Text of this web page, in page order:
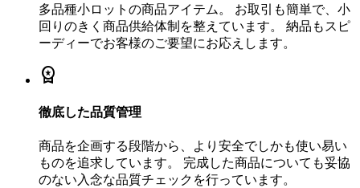
多品種小ロットの商品アイテム。 お取引も簡単で、小
回りのきく商品供給体制を整えています。 納品もスピ
ーディーでお客様のご要望にお応えします。
workspace_premium
徹底した品質管理
商品を企画する段階から、より安全でしかも使い易い
ものを追求しています。 完成した商品についても妥協
のない入念な品質チェックを行っています。